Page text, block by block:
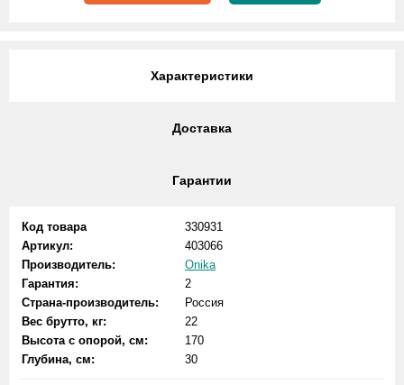
Характеристики
Доставка
Гарантии
Код товара
330931
Артикул:
403066
Производитель:
Onika
Гарантия:
2
Страна-производитель:
Россия
Вес брутто, кг:
22
Высота с опорой, см:
170
Глубина, см:
30